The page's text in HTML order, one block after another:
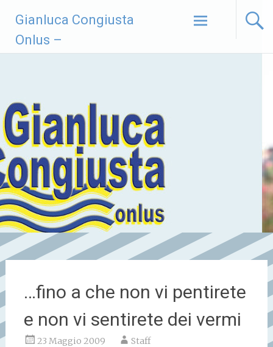
contenuto
Gianluca Congiusta
Onlus –
…fino a che non vi pentirete
e non vi sentirete dei vermi
23 Maggio 2009 Staff